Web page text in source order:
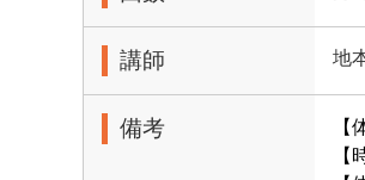
講師 地
備考
【